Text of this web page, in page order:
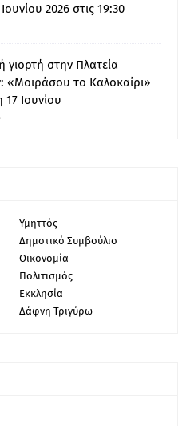
2026 στις 19:30
γιορτή στην Πλατεία
«Μοιράσου το Καλοκαίρι»
17 Ιουνίου
Υμηττός
Δημοτικό Συμβούλιο
Οικονομία
Πολιτισμός
Εκκλησία
Δάφνη Τριγύρω